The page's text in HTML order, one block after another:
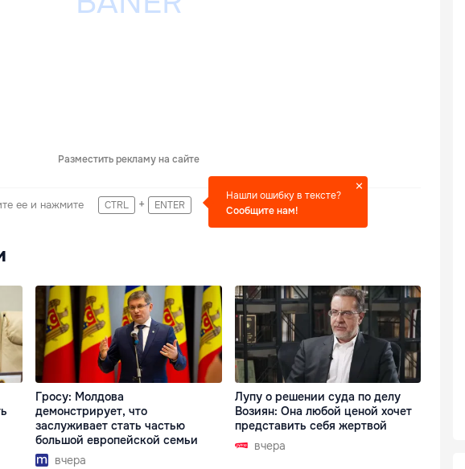
Разместить рекламу на сайте
ее и нажмите CTRL + ENTER
Нашли ошибку в тексте?
Сообщите нам!
Гросу: Молдова
демонстрирует, что
заслуживает стать частью
большой европейской семьи
вчера
Лупу о решении суда по делу
Возиян: Она любой ценой хочет
представить себя жертвой
вчера